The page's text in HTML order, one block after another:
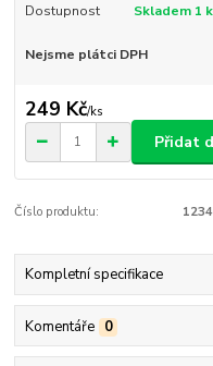
Dostupnost Skladem 1
Nejsme plátci DPH
249 Kč/ks
Přidat
Číslo produktu:
Kompletní specifikace
Komentáře 0